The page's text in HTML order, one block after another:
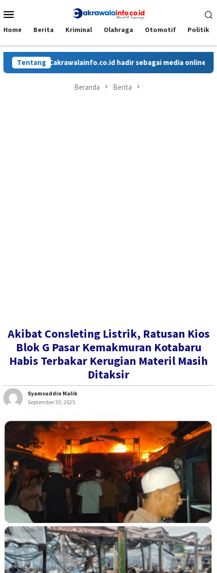
ke
Mobile
Home Berita Kriminal Olahraga Otomotif Politik
Tentang
Cakrawalainfo.co.id hadir sebagai media online yang
Beranda Berita
Akibat Consleting Listrik, Ratusan Kios
Blok G Pasar Kemakmuran Kotabaru
Habis Terbakar Kerugian Materil Masih
Ditaksir
Syamsuddin Malik
September 30, 2025